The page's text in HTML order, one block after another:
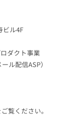
ル4F
ダクト事業
配信ASP）
覧ください。